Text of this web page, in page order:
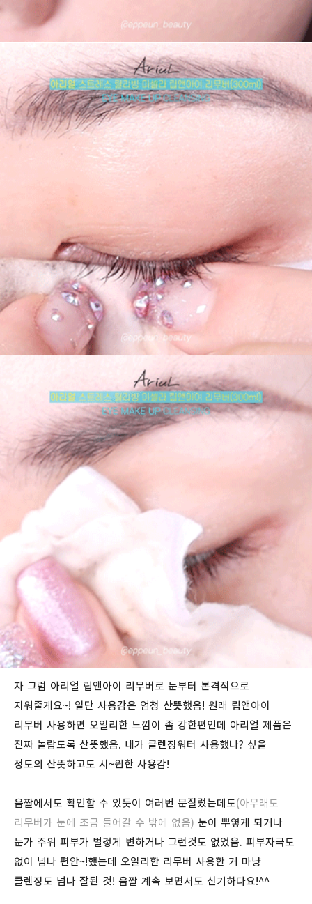
자 그럼 아리얼 립앤아이 리무버로 눈부터 본격적으로
지워줄게요~! 일단 사용감은 엄청 산뜻했음! 원래 립앤아이
리무버 사용하면 오일리한 느낌이 좀 강한편인데 아리얼 제품은
진짜 놀랍도록 산뜻했음. 내가 클렌징워터 사용했나? 싶을
정도의 산뜻하고도 시~원한 사용감!
움짤에서도 확인할 수 있듯이 여러번 문질렀는데도(아무래도
리무버가 눈에 조금 들어갈 수 밖에 없음) 눈이 뿌옇게 되거나
눈가 주위 피부가 벌겋게 변하거나 그런것도 없었음. 피부자극도
없이 넘나 편안~!했는데 오일리한 리무버 사용한 거 마냥
클렌징도 넘나 잘된 것! 움짤 계속 보면서도 신기하다요!^^